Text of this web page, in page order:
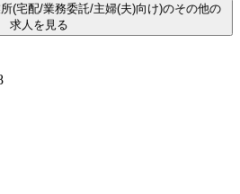
(宅配/業務委託/主婦(夫)向け)のその他の
求人を見る